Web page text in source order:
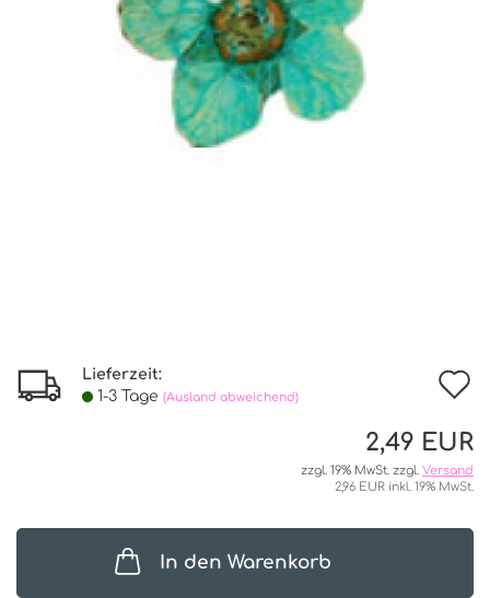
Lieferzeit:
1-3 Tage (Ausland abweichend)
2,49 EUR
zzgl. 19% MwSt. zzgl. Versand
2,96 EUR inkl. 19% MwSt.
In den Warenkorb